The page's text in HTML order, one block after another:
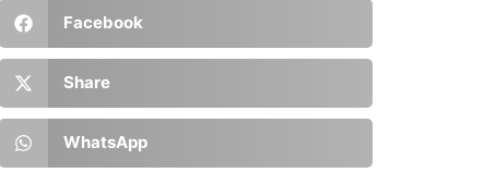
Facebook
Share
WhatsApp